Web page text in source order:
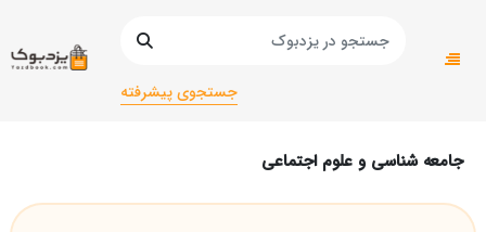
جستجوی پیشرفته
صفحه اصلی
جامعه شناسی و علوم اجتماعی